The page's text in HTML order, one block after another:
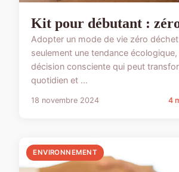
Kit pour débutant :
Adopter un mode de vie zéro
seulement une tendance
décision consciente qui peut
quotidien et ...
18 novembre 2024 4
ENVIRONNEMENT